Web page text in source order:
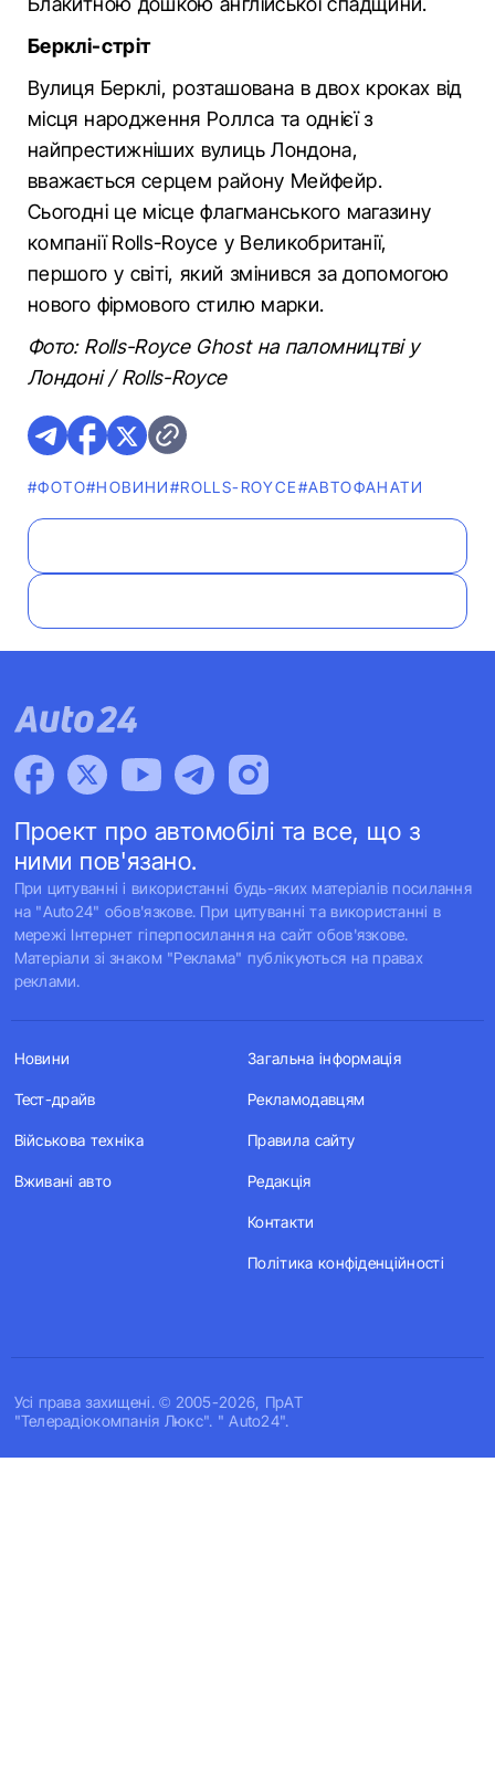
Берклі-стріт
Вулиця Берклі, розташована в двох кроках від
місця народження Роллса та однієї з
найпрестижніших вулиць Лондона,
вважається серцем району Мейфейр.
Сьогодні це місце флагманського магазину
компанії Rolls-Royce у Великобританії,
першого у світі, який змінився за допомогою
нового фірмового стилю марки.
Фото: Rolls-Royce Ghost на паломництві у
Лондоні / Rolls-Royce
#ФОТО#НОВИНИ#ROLLS-ROYCE#АВТОФАНАТИ
Проект про автомобілі та все, що з
ними пов'язано.
При цитуванні і використанні будь-яких матеріалів посилання
на "Auto24" обов'язкове. При цитуванні та використанні в
мережі Інтернет гіперпосилання на сайт обов'язкове.
Матеріали зі знаком "Реклама" публікуються на правах
реклами.
Усi права захищенi. © 2005-2026, ПрАТ
"Телерадіокомпанія Люкс". " Auto24".
Новини
Тест-драйв
Військова техніка
Вживані авто
Загальна інформація
Рекламодавцям
Правила сайту
Редакція
Контакти
Політика конфіденційності